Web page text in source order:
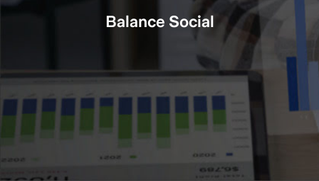
Balance Social
indicador 7
Balance Social